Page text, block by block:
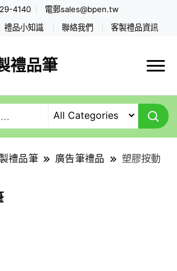
4140 電郵sales@bpen.tw
禮品小知識 聯絡我們 客製禮品資訊
禮品筆
禮品筆 廣告筆禮品
塑膠按動